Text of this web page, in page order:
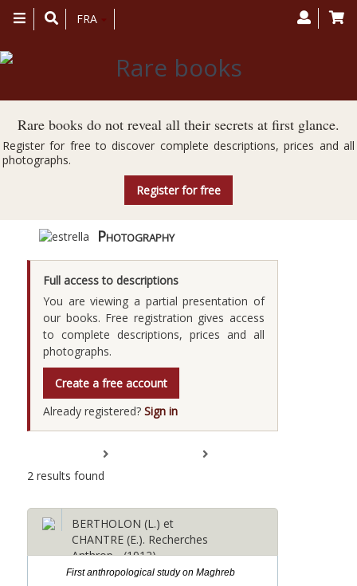
Toggle
navigation
FRA
Rare books do not reveal all their secrets at first glance.
Register for free to discover complete descriptions, prices and all
photographs.
Register for free
Photography
Full access to descriptions
You are viewing a partial presentation of
our books. Free registration gives access
to complete descriptions, prices and all
photographs.
Create a free account
Already registered? Sign in
2 results found
BERTHOLON (L.) et
CHANTRE (E.). Recherches
Anthrop... (1912)
First anthropological study on Maghreb